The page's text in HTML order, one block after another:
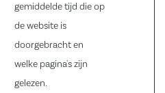
gemiddelde tijd die op
de website is
doorgebracht en
welke pagina's zijn
gelezen.